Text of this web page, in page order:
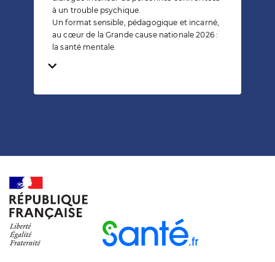
à un trouble psychique.
Un format sensible, pédagogique et incarné,
au cœur de la Grande cause nationale 2026 :
la santé mentale.
Temps de lecture